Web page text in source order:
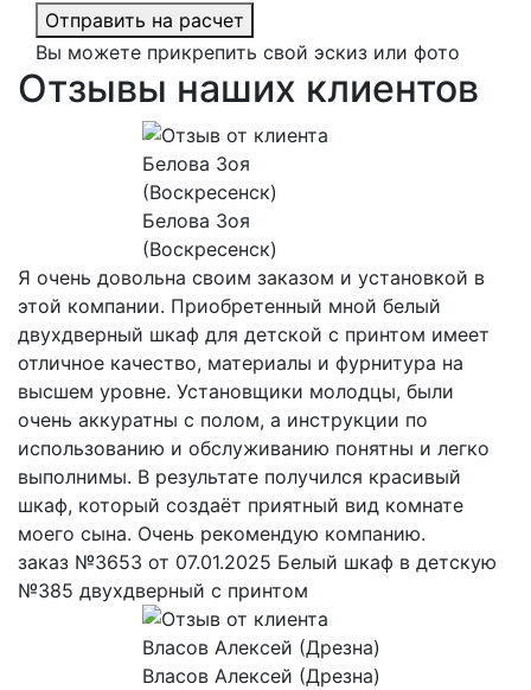
Отправить на расчет
Вы можете прикрепить свой эскиз или фото
Отзывы наших клиентов
Белова Зоя
(Воскресенск)
Я очень довольна своим заказом и установкой в
этой компании. Приобретенный мной белый
двухдверный шкаф для детской с принтом имеет
отличное качество, материалы и фурнитура на
высшем уровне. Установщики молодцы, были
очень аккуратны с полом, а инструкции по
использованию и обслуживанию понятны и легко
выполнимы. В результате получился красивый
шкаф, который создаёт приятный вид комнате
моего сына. Очень рекомендую компанию.
заказ №3653 от 07.01.2025 Белый шкаф в детскую
№385 двухдверный с принтом
Власов Алексей (Дрезна)